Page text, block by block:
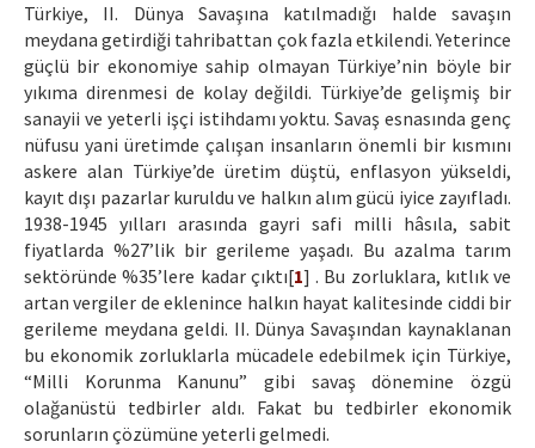
Türkiye, II. Dünya Savaşına katılmadığı halde savaşın
meydana getirdiği tahribattan çok fazla etkilendi. Yeterince
güçlü bir ekonomiye sahip olmayan Türkiye’nin böyle bir
yıkıma direnmesi de kolay değildi. Türkiye’de gelişmiş bir
sanayii ve yeterli işçi istihdamı yoktu. Savaş esnasında genç
nüfusu yani üretimde çalışan insanların önemli bir kısmını
askere alan Türkiye’de üretim düştü, enflasyon yükseldi,
kayıt dışı pazarlar kuruldu ve halkın alım gücü iyice zayıfladı.
1938-1945 yılları arasında gayri safi milli hâsıla, sabit
fiyatlarda %27’lik bir gerileme yaşadı. Bu azalma tarım
sektöründe %35’lere kadar çıktı[1] . Bu zorluklara, kıtlık ve
artan vergiler de eklenince halkın hayat kalitesinde ciddi bir
gerileme meydana geldi. II. Dünya Savaşından kaynaklanan
bu ekonomik zorluklarla mücadele edebilmek için Türkiye,
“Milli Korunma Kanunu” gibi savaş dönemine özgü
olağanüstü tedbirler aldı. Fakat bu tedbirler ekonomik
sorunların çözümüne yeterli gelmedi.